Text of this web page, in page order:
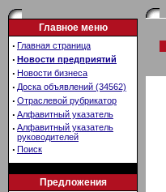
Главное меню
· Главная страница
· Новости предприятий
· Новости бизнеса
· Доска объявлений (34562)
· Отраслевой рубрикатор
· Алфавитный указатель
· Алфавитный указатель
руководителей
· Поиск
Предложения